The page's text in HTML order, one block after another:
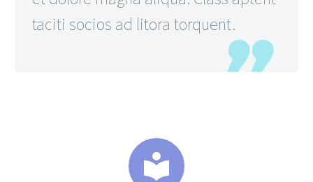
taciti socios ad litora torquent.

